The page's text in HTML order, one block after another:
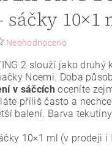
sáčky 10×1
Neohodnoceno
2 slouží jako druhý
Noemi. Doba
v sáčcíchoceníte
příliš často a
balení. Barva
10×1 ml (v prodeji i